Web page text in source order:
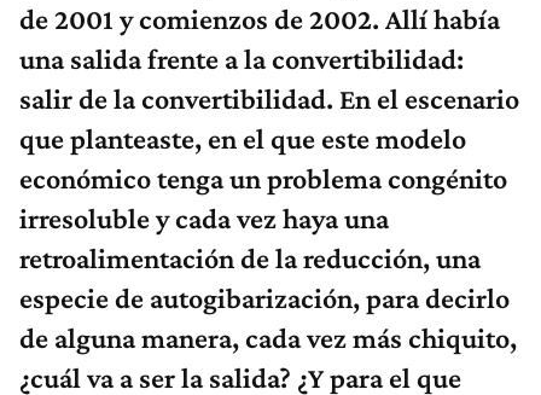
de 2001 y comienzos de 2002. Allí había
una salida frente a la convertibilidad:
salir de la convertibilidad. En el escenario
que planteaste, en el que este modelo
económico tenga un problema congénito
irresoluble y cada vez haya una
retroalimentación de la reducción, una
especie de autogibarización, para decirlo
de alguna manera, cada vez más chiquito,
¿cuál va a ser la salida? ¿Y para el que